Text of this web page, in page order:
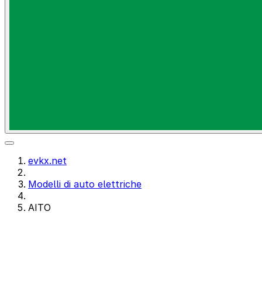
evkx.net
Modelli di auto elettriche
AITO